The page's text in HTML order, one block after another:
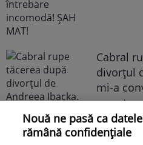
Cabral
divorțul
mi-a
voce
Nouă ne pasă ca
rămână confidențiale